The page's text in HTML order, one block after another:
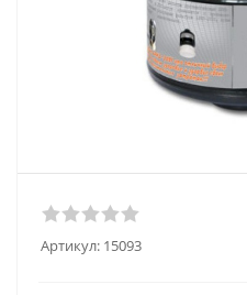
Артикул: 15093